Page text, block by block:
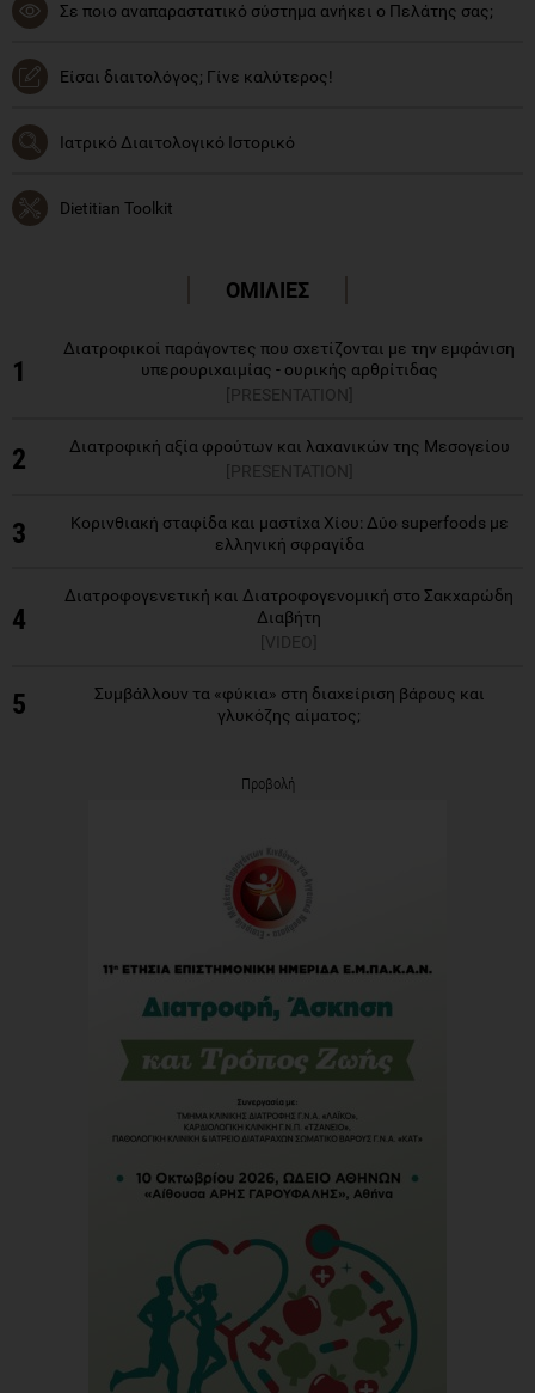
Σε ποιο αναπαραστατικό σύστημα ανήκει ο Πελάτης σας;
Είσαι διαιτολόγος; Γίνε καλύτερος!
Ιατρικό Διαιτολογικό Ιστορικό
Dietitian Toolkit
ΟΜΙΛΙΕΣ
1
Διατροφικοί παράγοντες που σχετίζονται με την εμφάνιση
υπερουριχαιμίας - ουρικής αρθρίτιδας
[PRESENTATION]
2
Διατροφική αξία φρούτων και λαχανικών της Μεσογείου
[PRESENTATION]
3
Κορινθιακή σταφίδα και μαστίχα Χίου: Δύο superfoods με
ελληνική σφραγίδα
4
Διατροφογενετική και Διατροφογενομική στο Σακχαρώδη
Διαβήτη
[VIDEO]
5
Συμβάλλουν τα «φύκια» στη διαχείριση βάρους και
γλυκόζης αίματος;
Προβολή